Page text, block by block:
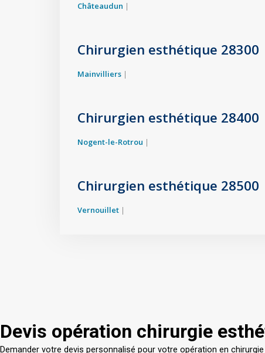
Châteaudun |
Chirurgien esthétique 28300
Mainvilliers |
Chirurgien esthétique 28400
Nogent-le-Rotrou |
Chirurgien esthétique 28500
Vernouillet |